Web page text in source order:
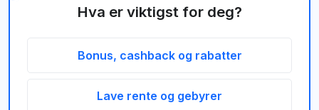
Hva er viktigst for deg?
Bonus, cashback og rabatter
Lave rente og gebyrer